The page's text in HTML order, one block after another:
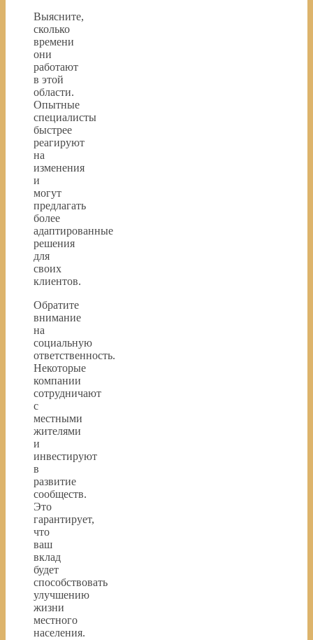
Выясните,
сколько
времени
они
работают
в этой
области.
Опытные
специалисты
быстрее
реагируют
на
изменения
и
могут
предлагать
более
адаптированные
решения
для
своих
клиентов.
Обратите
внимание
на
социальную
ответственность.
Некоторые
компании
сотрудничают
с
местными
жителями
и
инвестируют
в
развитие
сообществ.
Это
гарантирует,
что
ваш
вклад
будет
способствовать
улучшению
жизни
местного
населения.